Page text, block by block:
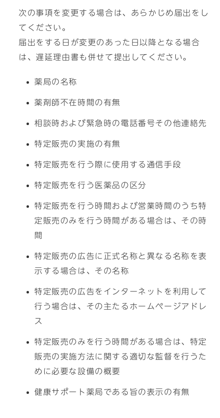
次の事項を変更する場合は、あらかじめ届出をし
てください。
届出をする日が変更のあった日以降となる場合
は、遅延理由書も併せて提出してください。
薬局の名称
薬剤師不在時間の有無
相談時および緊急時の電話番号その他連絡先
特定販売の実施の有無
特定販売を行う際に使用する通信手段
特定販売を行う医薬品の区分
特定販売を行う時間および営業時間のうち特
定販売のみを行う時間がある場合は、その時
間
特定販売の広告に正式名称と異なる名称を表
示する場合は、その名称
特定販売の広告をインターネットを利用して
行う場合は、その主たるホームページアドレ
ス
特定販売のみを行う時間がある場合は、特定
販売の実施方法に関する適切な監督を行うた
めに必要な設備の概要
健康サポート薬局である旨の表示の有無